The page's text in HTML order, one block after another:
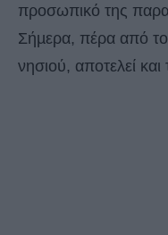
προσωπικό της
Σήµερα, πέρα από το
νησιού, αποτελεί